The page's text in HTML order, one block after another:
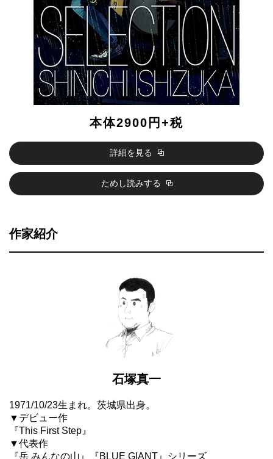
本体2900円+税
詳細を見る
ためし読みする
作家紹介
石塚真一
1971/10/23生まれ。茨城県出身。
▼デビュー作
『This First Step』
▼代表作
『岳 みんなの山』『BLUE GIANT』シリーズ